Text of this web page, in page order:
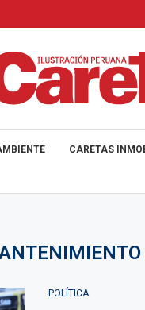
CARETAS
POLÍTICA